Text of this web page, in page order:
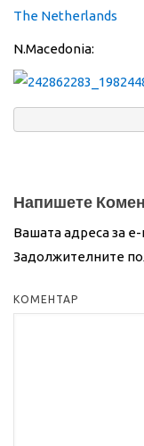
The Netherlands
N.Macedonia:
Напишете
Вашата адреса за
Задолжителните
КОМЕНТАР